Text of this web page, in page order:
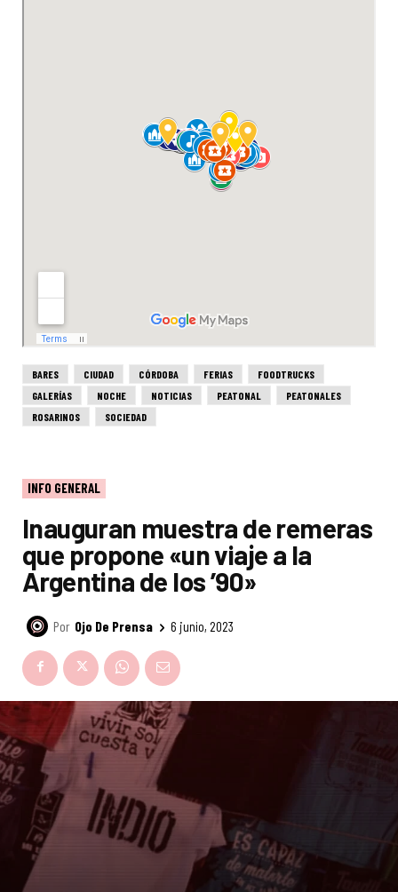
BARES CIUDAD CÓRDOBA FERIAS
FOODTRUCKS
GALERÍAS
NOCHE NOTICIAS PEATONAL
PEATONALES
ROSARINOS
SOCIEDAD